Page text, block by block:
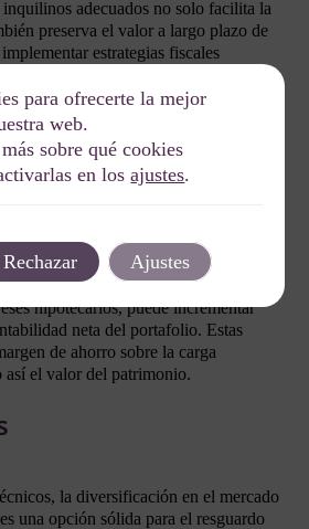
adecuados no solo facilita la
preserva el valor a largo plazo de
estrategias fiscales
como fideicomisos puede
y Protección Patrimonial
patrimonial son elementos cruciales en
mientras proporcionan seguridad
como la depreciación acelerada
hipotecarios, puede incrementar
neta del portafolio. Estas
de ahorro sobre la carga
el valor del patrimonio.
la diversificación en el mercado
una opción sólida para el resguardo
para ofrecerte la mejor
web.
sobre qué cookies
en losajustes.
Rechazar Ajustes